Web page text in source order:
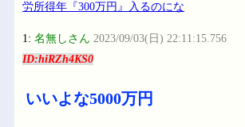
1:名無しさん 2023/09/03(日) 22:11:15.756
ID:hiRZh4KS0
いいよな5000万円